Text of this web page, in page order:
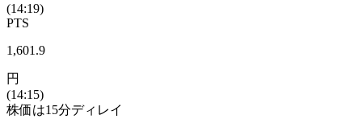
(14:19)
PTS
1,601.9
円
(14:15)
株価は15分ディレイ